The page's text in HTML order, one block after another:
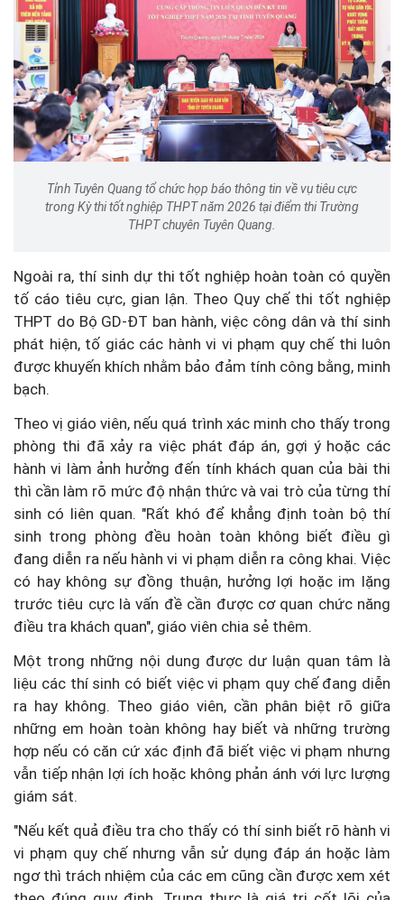
Tỉnh Tuyên Quang tổ chức họp báo thông tin về vụ tiêu cực
trong Kỳ thi tốt nghiệp THPT năm 2026 tại điểm thi Trường
THPT chuyên Tuyên Quang.
Ngoài ra, thí sinh dự thi tốt nghiệp hoàn toàn có quyền
tố cáo tiêu cực, gian lận. Theo Quy chế thi tốt nghiệp
THPT do Bộ GD-ĐT ban hành, việc công dân và thí sinh
phát hiện, tố giác các hành vi vi phạm quy chế thi luôn
được khuyến khích nhằm bảo đảm tính công bằng, minh
bạch.
Theo vị giáo viên, nếu quá trình xác minh cho thấy trong
phòng thi đã xảy ra việc phát đáp án, gợi ý hoặc các
hành vi làm ảnh hưởng đến tính khách quan của bài thi
thì cần làm rõ mức độ nhận thức và vai trò của từng thí
sinh có liên quan. "Rất khó để khẳng định toàn bộ thí
sinh trong phòng đều hoàn toàn không biết điều gì
đang diễn ra nếu hành vi vi phạm diễn ra công khai. Việc
có hay không sự đồng thuận, hưởng lợi hoặc im lặng
trước tiêu cực là vấn đề cần được cơ quan chức năng
điều tra khách quan", giáo viên chia sẻ thêm.
Một trong những nội dung được dư luận quan tâm là
liệu các thí sinh có biết việc vi phạm quy chế đang diễn
ra hay không. Theo giáo viên, cần phân biệt rõ giữa
những em hoàn toàn không hay biết và những trường
hợp nếu có căn cứ xác định đã biết việc vi phạm nhưng
vẫn tiếp nhận lợi ích hoặc không phản ánh với lực lượng
giám sát.
"Nếu kết quả điều tra cho thấy có thí sinh biết rõ hành vi
vi phạm quy chế nhưng vẫn sử dụng đáp án hoặc làm
ngơ thì trách nhiệm của các em cũng cần được xem xét